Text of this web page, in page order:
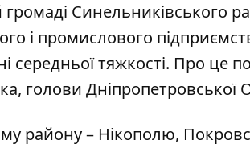
громаді Синельниківського
і промислового
середньої тяжкості. Про це
голови Дніпропетровської
району – Нікополю,